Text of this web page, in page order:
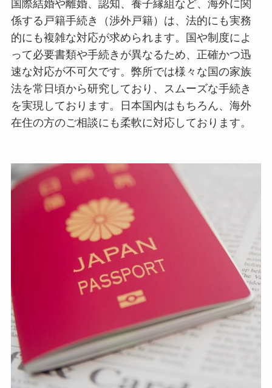
国際結婚や離婚、認知、養子縁組など、海外に関
係する戸籍手続き（渉外戸籍）は、法的にも実務
的にも複雑な対応が求められます。国や制度によ
って必要書類や手続きが異なるため、正確かつ迅
速な対応が不可欠です。弊所では様々な国の家族
法を常日頃から研究しており、スムーズな手続き
を実現しております。日本国内はもちろん、海外
在住の方のご相談にも柔軟に対応しております。